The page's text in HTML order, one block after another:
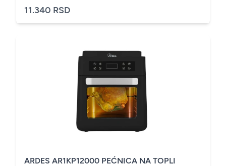
11.340 RSD
ARDES AR1KP12000 PEĆNICA NA TOPLI